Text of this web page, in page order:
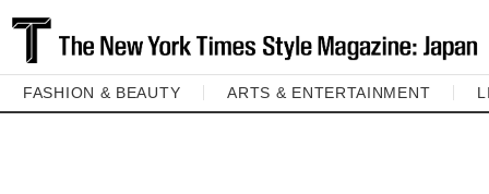
FASHION & BEAUTY ARTS & ENTERTAINMENT